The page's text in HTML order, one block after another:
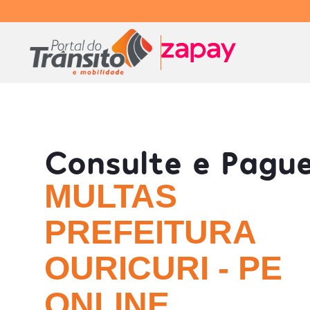
Consulte e
MULTAS
PREFEITURA
OURICURI - PE